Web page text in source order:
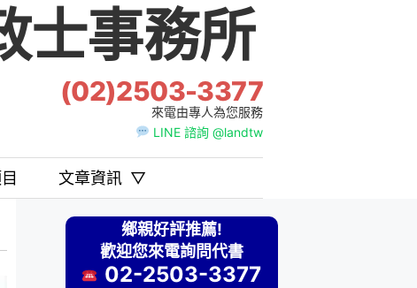
事務所
(02)2503-3377
來電由專人為您服務
LINE 諮詢 @landtw
文章資訊 ▽
鄉親好評推薦!
歡迎您來電詢問代書
02-2503-3377